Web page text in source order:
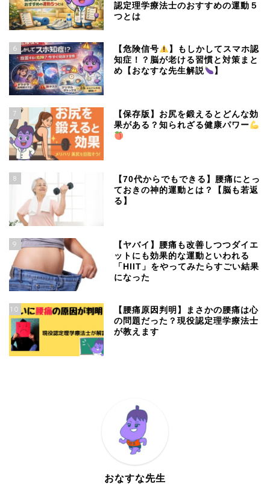
認定理学療法士のおすすめの運動５
つとは
6 【危険信号
】もしかしてスマホ認
知症！？脳が老ける習慣と対策まと
め【おなすな先生解説
】
7
【保存版】お尻を鍛えるとどんな効
果がある？知られざる健康パワー
8
【70代からでもできる】腰痛にとっ
ておきの神的運動とは？【脳も若返
る】
9
【ヤバイ】腰痛も改善しつつダイエ
ットにも効果的な運動といわれる
「HIIT」をやってみたらすごい結果
になった
10
【腰痛原因判明】まさかの腰痛は心
の問題だった？現役認定理学療法士
が教えます
おなすな先生